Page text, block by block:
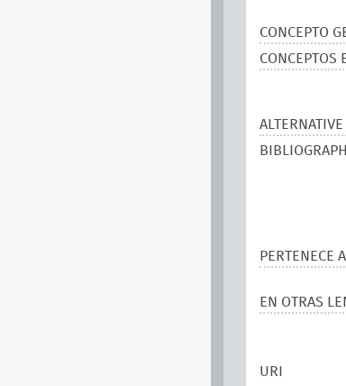
CONCEPTO
CONCEPTOS
ALTERNATIVE
PERTENECE
EN OTRAS
URI